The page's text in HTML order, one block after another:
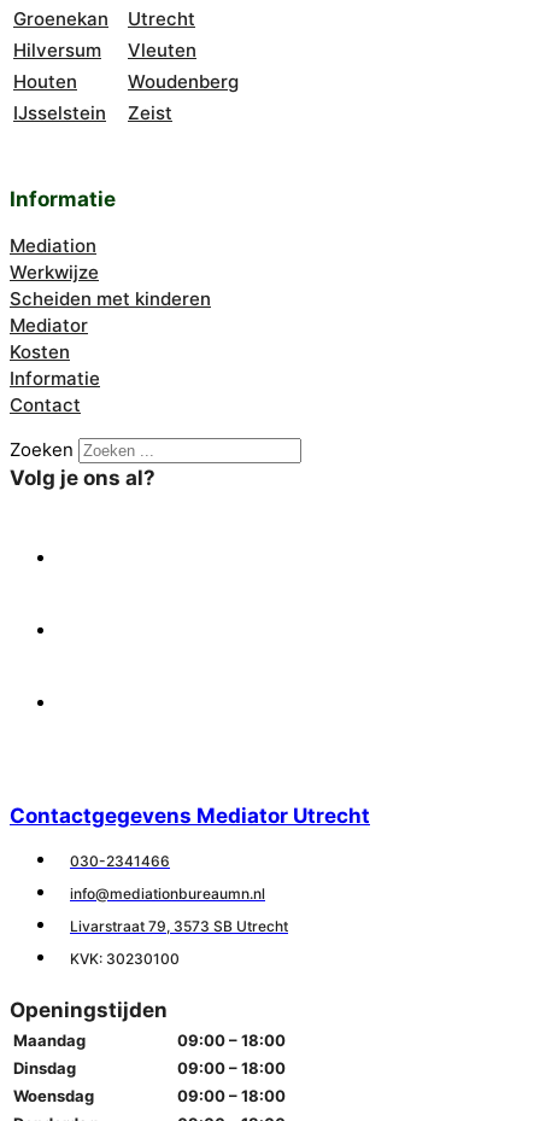
Groenekan
Utrecht
Hilversum
Vleuten
Houten
Woudenberg
IJsselstein
Zeist
Informatie
Mediation
Werkwijze
Scheiden met kinderen
Mediator
Kosten
Informatie
Contact
Zoeken
Volg je ons al?
Contactgegevens Mediator Utrecht
030-2341466
info@mediationbureaumn.nl
Livarstraat 79, 3573 SB Utrecht
KVK: 30230100
Openingstijden
Maandag
09:00 – 18:00
Dinsdag
09:00 – 18:00
Woensdag
09:00 – 18:00